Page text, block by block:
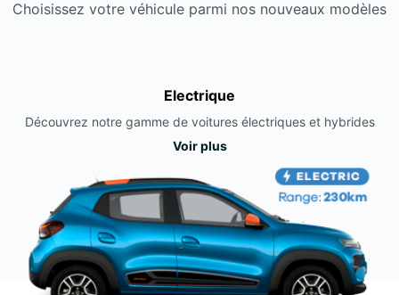
Choisissez votre véhicule parmi nos nouveaux modèles
Electrique
Découvrez notre gamme de voitures électriques et hybrides
Voir plus